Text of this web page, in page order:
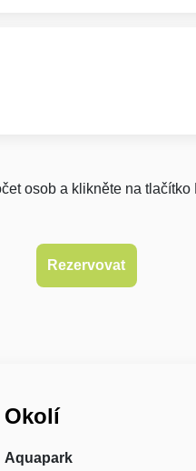
osob a klikněte na tlačítko
Okolí
Aquapark